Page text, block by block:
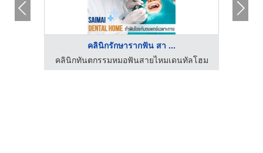
คลินิกรักษารากฟัน สา ...
คลินิกทันตกรรมหมอฟันสายไหมเดนทัลโฮม